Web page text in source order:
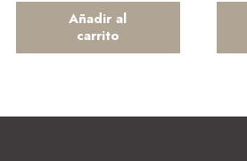
Añadir al
carrito